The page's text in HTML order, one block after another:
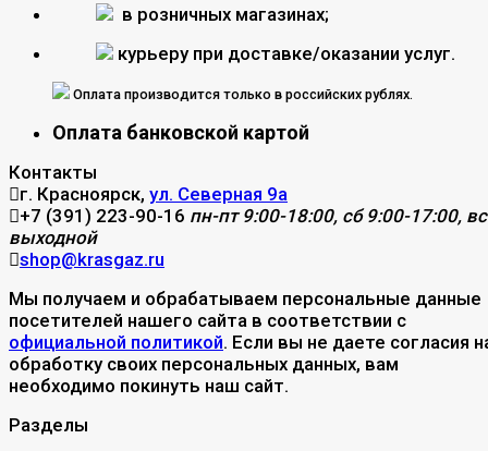
в розничных магазинах;
курьеру при доставке/оказании услуг.
Оплата производится только в российских рублях.
Оплата банковской картой
Контакты
г. Красноярск, ул. Северная 9а
+7 (391) 223-90-16 пн-пт 9:00-18:00, сб 9:00-17:00,
выходной
shop@krasgaz.ru
Мы получаем и обрабатываем персональные данные
посетителей нашего сайта в соответствии с
официальной политикой. Если вы не даете согласия
обработку своих персональных данных, вам
необходимо покинуть наш сайт.
Разделы